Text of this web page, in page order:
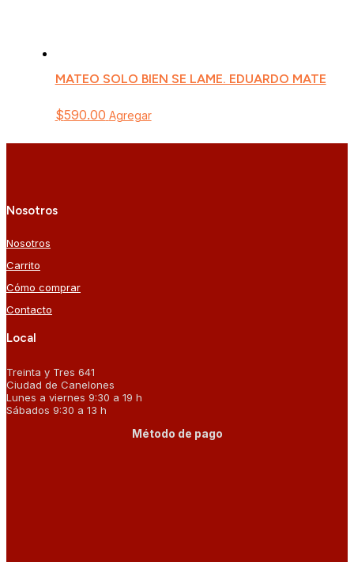
MATEO SOLO BIEN SE LAME. EDUARDO MATE
$590.00 Agregar
Nosotros
Nosotros
Carrito
Cómo comprar
Contacto
Local
Treinta y Tres 641
Ciudad de Canelones
Lunes a viernes 9:30 a 19 h
Sábados 9:30 a 13 h
Método de pago